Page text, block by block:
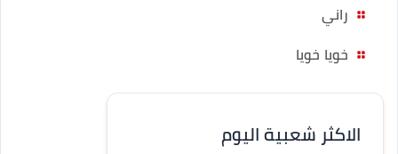
راني
خويا خويا
الاكثر شعبية اليوم